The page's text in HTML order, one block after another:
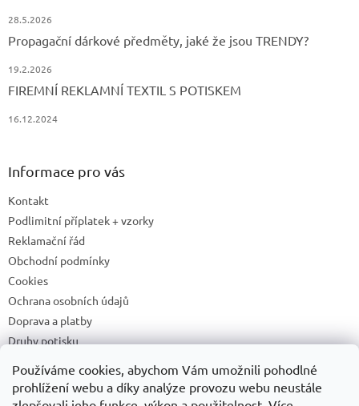
Používáme cookies, abychom Vám umožnili pohodlné
prohlížení webu a díky analýze provozu webu neustále
28.5.2026
Propagační dárkové předměty, jaké že jsou TRENDY?
19.2.2026
FIREMNÍ REKLAMNÍ TEXTIL S POTISKEM
16.12.2024
Informace pro vás
Kontakt
Podlimitní příplatek + vzorky
Reklamační řád
Obchodní podmínky
Cookies
Ochrana osobních údajů
Doprava a platby
Druhy potisku
Recyklační příspěvky a zpětný odběr elektrozařízení/baterií